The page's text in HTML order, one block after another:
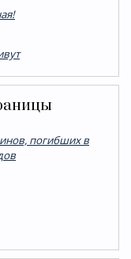
погибших в